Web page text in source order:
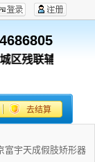
残联辅具服务电
去结算
富宇天成假肢矫形器